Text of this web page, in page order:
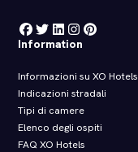
Information
Informazioni su XO Hotels
Indicazioni stradali
Tipi di camere
Elenco degli ospiti
FAQ XO Hotels